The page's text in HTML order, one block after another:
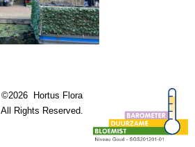
©2026 Hortus Flora
All Rights Reserved.